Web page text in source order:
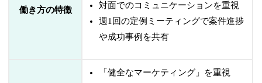
働き方の特徴
対面でのコミュニケーションを重視
週1回の定例ミーティングで案件進捗
や成功事例を共有
「健全なマーケティング」を重視